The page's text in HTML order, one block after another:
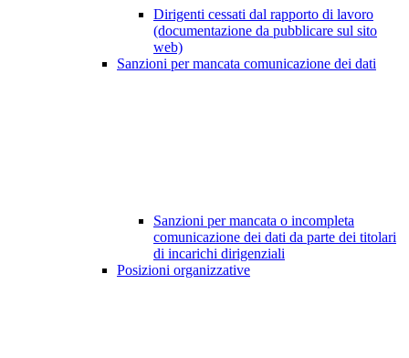
Dirigenti cessati dal rapporto di lavoro
(documentazione da pubblicare sul sito
web)
Sanzioni per mancata comunicazione dei dati
Sanzioni per mancata o incompleta
comunicazione dei dati da parte dei titolari
di incarichi dirigenziali
Posizioni organizzative